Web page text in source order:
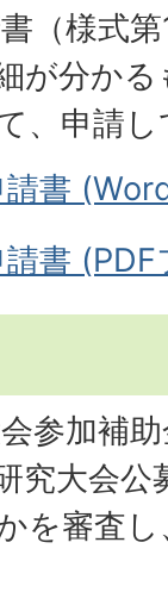
（様式
が分か
、申請
書
書
参加補
究大会
を審査